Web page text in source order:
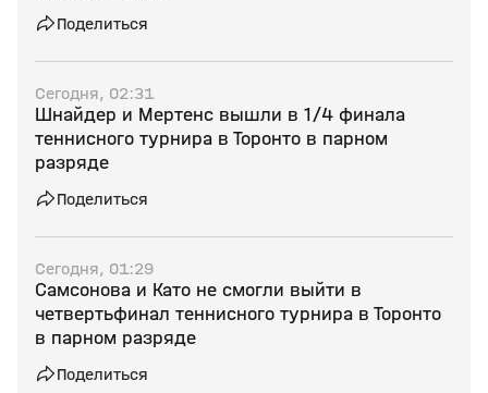
Поделиться
Сегодня, 02:31
Шнайдер и Мертенс вышли в 1/4 финала
теннисного турнира в Торонто в парном
разряде
Поделиться
Сегодня, 01:29
Самсонова и Като не смогли выйти в
четвертьфинал теннисного турнира в Торонто
в парном разряде
Поделиться